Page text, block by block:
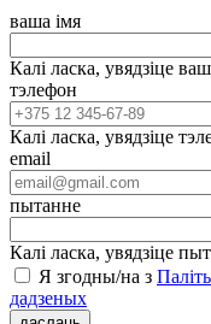
ваша імя
Калі ласка, увядзіце
тэлефон
Калі ласка, увядзіце
email
пытанне
Калі ласка, увядзіце
Я згодны/на з
дадзеных